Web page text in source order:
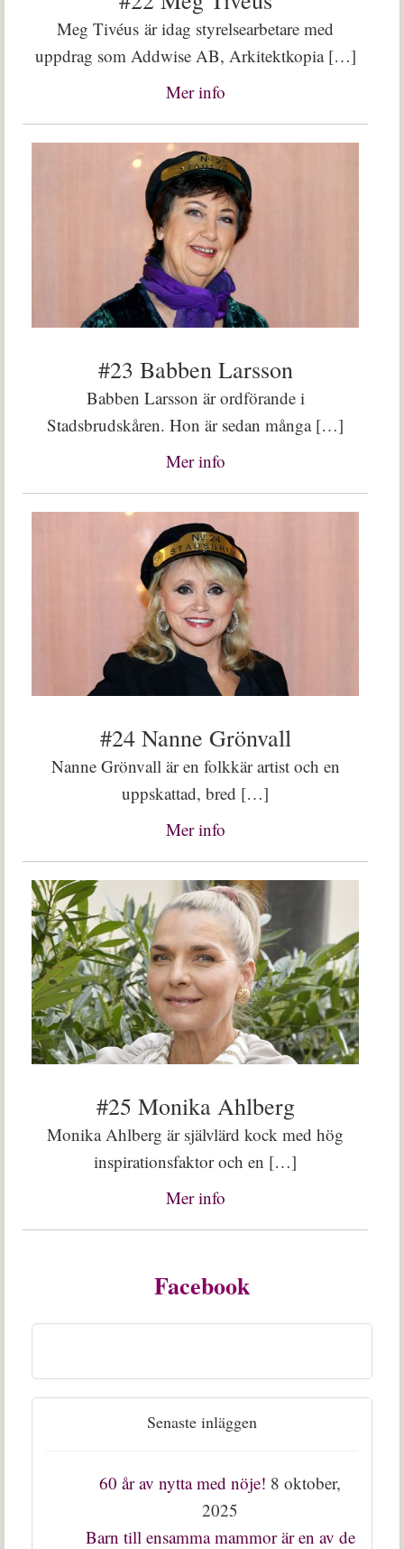
Meg Tivéus är idag styrelsearbetare med
uppdrag som Addwise AB, Arkitektkopia […]
Mer info
#23 Babben Larsson
Babben Larsson är ordförande i
Stadsbrudskåren. Hon är sedan många […]
Mer info
#24 Nanne Grönvall
Nanne Grönvall är en folkkär artist och en
uppskattad, bred […]
Mer info
#25 Monika Ahlberg
Monika Ahlberg är självlärd kock med hög
inspirationsfaktor och en […]
Mer info
Facebook
Senaste inläggen
60 år av nytta med nöje! 8 oktober,
2025
Barn till ensamma mammor är en av de